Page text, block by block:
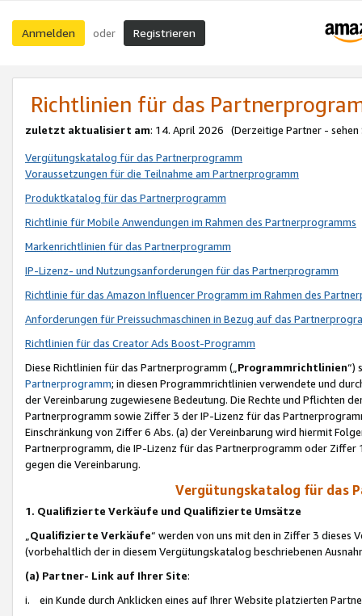
Anmelden oder Registrieren
Richtlinien für das
zuletzt aktualisiert am: 14. April 2026 (Derzeitige Partner - sehen
Vergütungskatalog für das Partnerprogramm
Voraussetzungen für die Teilnahme am Partnerprogramm
Produktkatalog für das Partnerprogramm
Richtlinie für Mobile Anwendungen im Rahmen des Partnerprogramms
Markenrichtlinien für das Partnerprogramm
IP-Lizenz- und Nutzungsanforderungen für das Partnerprogramm
Richtlinie für das Amazon Influencer Programm im Rahmen des
Anforderungen für Preissuchmaschinen in Bezug auf das
Richtlinien für das Creator Ads Boost-Programm
Diese Richtlinien für das Partnerprogramm („Programmrichtlinien“)
Partnerprogramm; in diesen Programmrichtlinien verwendete und
der Vereinbarung zugewiesene Bedeutung. Die Rechte und Pflichten
Partnerprogramm sowie Ziffer 3 der IP-Lizenz für das
Einschränkung von Ziffer 6 Abs. (a) der Vereinbarung wird hiermit
Partnerprogramm, die IP-Lizenz für das Partnerprogramm oder
gegen die Vereinbarung.
Vergütungskatalog für das
1. Qualifizierte Verkäufe und Qualifizierte Umsätze
Qualifizierte Verkäufe“ werden von uns mit den in Ziffer 3
(vorbehaltlich der in diesem Vergütungskatalog beschriebenen
(a) Partner- Link auf Ihrer Site:
i. ein Kunde durch Anklicken eines auf Ihrer Website platzierten